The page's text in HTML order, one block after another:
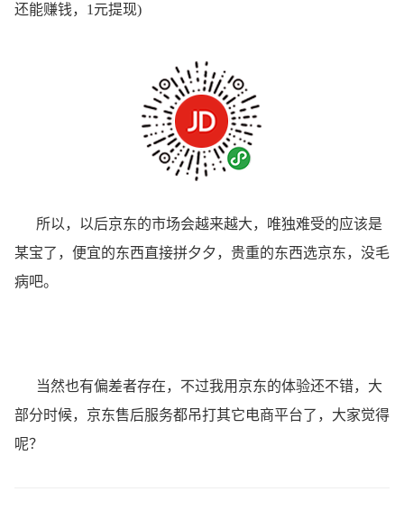
还能赚钱，1元提现)
所以，以后京东的市场会越来越大，唯独难受的应该是
某宝了，便宜的东西直接拼夕夕，贵重的东西选京东，没毛
病吧。
当然也有偏差者存在，不过我用京东的体验还不错，大
部分时候，京东售后服务都吊打其它电商平台了，大家觉得
呢？